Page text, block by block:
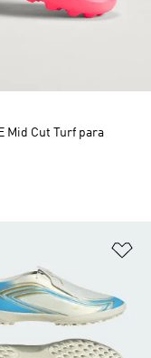
Mid Cut Turf para